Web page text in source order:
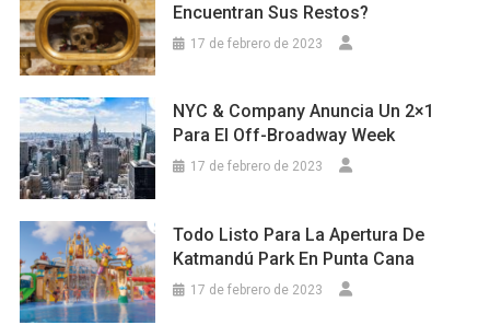
Encuentran Sus Restos?
17 de febrero de 2023
NYC & Company Anuncia Un 2×1
Para El Off-Broadway Week
17 de febrero de 2023
Todo Listo Para La Apertura De
Katmandú Park En Punta Cana
17 de febrero de 2023